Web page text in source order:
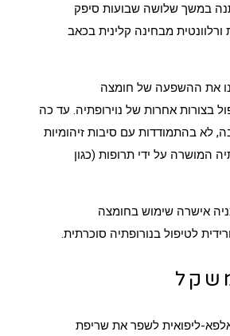
במשך שלושה שבועות סיפק
מבחינה קלינית בכאב
את ההשפעה של חומצה
בצורות אחרות של נוירופתיה. עד כה
לא בהתמודדות עם סיבות זיהומיות
המושרה על ידי תרופות (כגון
אישרה שימוש בחומצה
לטיפול בנורופתיה סוכרתית.
ליפואית לשפר את שריפת